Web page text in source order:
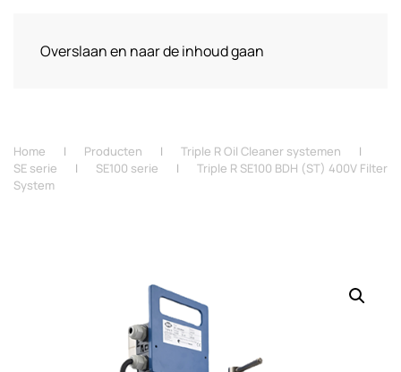
Overslaan en naar de inhoud gaan
Home Producten
Triple R Oil Cleaner systemen
SE serie
SE100 serie
Triple R SE100 BDH (ST) 400V Filter
System